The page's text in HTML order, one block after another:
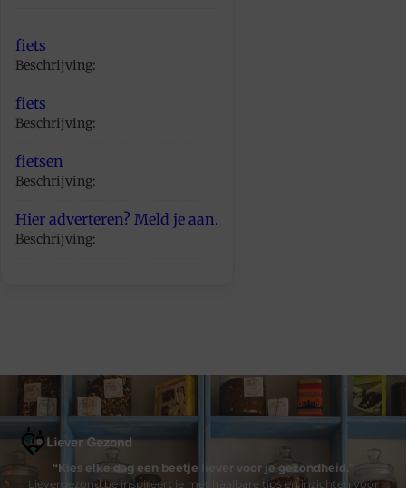
fiets
Beschrijving:
fiets
Beschrijving:
fietsen
Beschrijving:
Hier adverteren? Meld je aan.
Beschrijving:
“Kies elke dag een beetje liever voor je gezondheid.”
Lievergezond.be inspireert je met haalbare tips en inzichten voor